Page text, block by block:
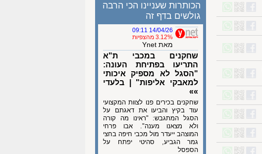
הכותרות שעניינו הכי הרבה
גולשים בדף זה
14/04/26 09:11
3.12% מהצפיות
מאת Ynet
שחקנים במכבי ת"א
התריעו בפתיחת העונה:
"הסגל לא מספיק איכותי
למאבקי אליפות" | בלעדי
»»
שחקנים בכירים פנו לצוות המקצועי
עוד בקיץ והביעו את דאגתם על
הסגל המתגבש: "ראינו מה קורה
ולא מצאנו מענה". אבו פרחי
המוצהב ייעדר מול מכבי חיפה בחצי
גמר הגביע, סהיטי יפתח על
הספסל